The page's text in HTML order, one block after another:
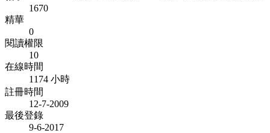
1670
精華
0
閱讀權限
10
在線時間
1174 小時
註冊時間
12-7-2009
最後登錄
9-6-2017